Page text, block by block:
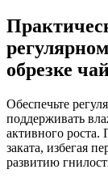
обрезке
Обеспечьте
поддерживать
активного
заката, избегая
развитию